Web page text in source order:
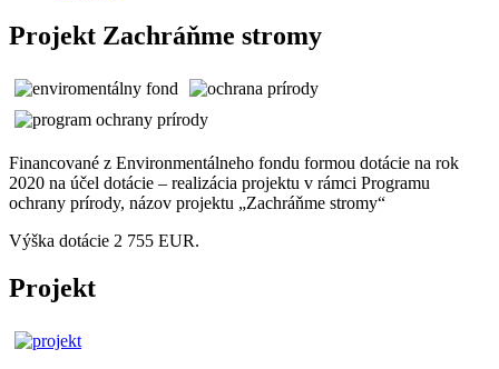
Projekt Zachráňme stromy
Financované z Environmentálneho fondu formou dotácie na rok
2020 na účel dotácie – realizácia projektu v rámci Programu
ochrany prírody, názov projektu „Zachráňme stromy“
Výška dotácie 2 755 EUR.
Projekt